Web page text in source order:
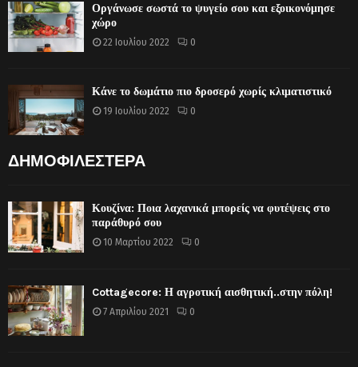
Οργάνωσε σωστά το ψυγείο σου και εξοικονόμησε
χώρο
22 Ιουλίου 2022 0
Κάνε το δωμάτιο πιο δροσερό χωρίς κλιματιστικό
19 Ιουλίου 2022 0
ΔΗΜΟΦΙΛΕΣΤΕΡΑ
Κουζίνα: Ποια λαχανικά μπορείς να φυτέψεις στο
παράθυρό σου
10 Μαρτίου 2022 0
Cottagecore: Η αγροτική αισθητική..στην πόλη!
7 Απριλίου 2021 0